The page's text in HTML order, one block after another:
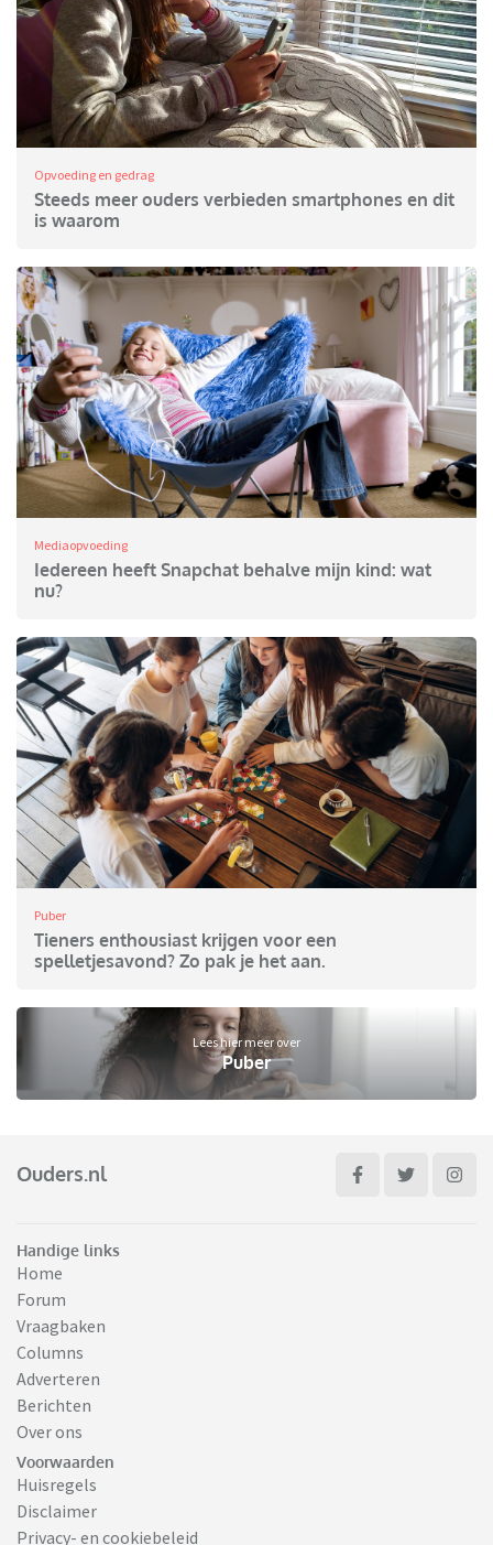
Opvoeding en gedrag
Steeds meer ouders verbieden smartphones en dit
is waarom
Mediaopvoeding
Iedereen heeft Snapchat behalve mijn kind: wat
nu?
Puber
Tieners enthousiast krijgen voor een
spelletjesavond? Zo pak je het aan.
Lees hier meer over
Puber
Ouders.nl
Handige links
Home
Forum
Vraagbaken
Columns
Adverteren
Berichten
Over ons
Voorwaarden
Huisregels
Disclaimer
Privacy- en cookiebeleid